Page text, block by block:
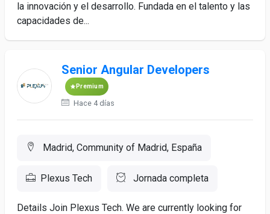
la innovación y el desarrollo. Fundada en el talento y las
capacidades de...
Senior Angular Developers
Premium
Hace 4 días
Madrid, Community of Madrid, España
Plexus Tech Jornada completa
Details Join Plexus Tech. We are currently looking for